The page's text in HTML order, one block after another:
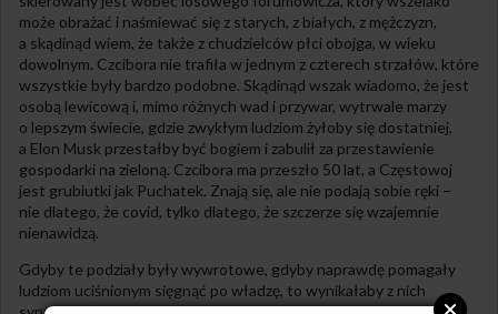
może obrażać i naśmiewać się z starych, z białych, z mężczyzn,
a skądinąd wiem, że także z chudzielców płci obojga, w wieku
dowolnym. Czcibora nie trafiła w jednym z czterech strzałów, które
wszystkie były bardzo podobne. Skądinąd wszak wiadomo, że jest
osobą lewicową i, mimo różnych wad i przywar, wytrwale marzy
o lepszym świecie, gdzie zwykłym ludziom żyłoby się dostatniej,
a Elon Musk przestałby być bogiem i zabulił za przestawienie
gospodarki na zieloną. Czcibora ma przeszło 50 lat, a Częstowoj
jest grubiutki jak Puchatek. Znają się, ale nie podają sobie ręki –
nie dlatego, że covid, tylko dlatego, że szczerze się wzajemnie
nienawidzą.
Gdyby te podziały były wywrotowe, gdyby naprawdę pomagały
ludziom uciśnionym sięgnąć po władzę, to wynikałaby z nich